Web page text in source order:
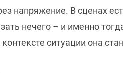
напряжение. В сценах
нечего – и именно
ситуации она